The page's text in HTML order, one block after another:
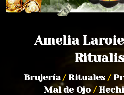
Amelia Laroie
Brujería /Rituales /
Mal de Ojo /